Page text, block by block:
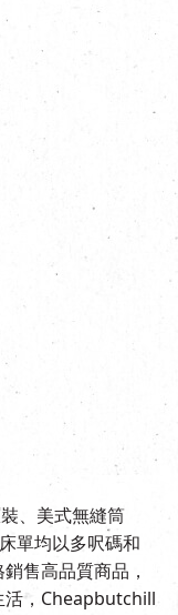
、美式無縫筒
單均以多呎碼和
售高品質商品，
活，Cheapbutchill